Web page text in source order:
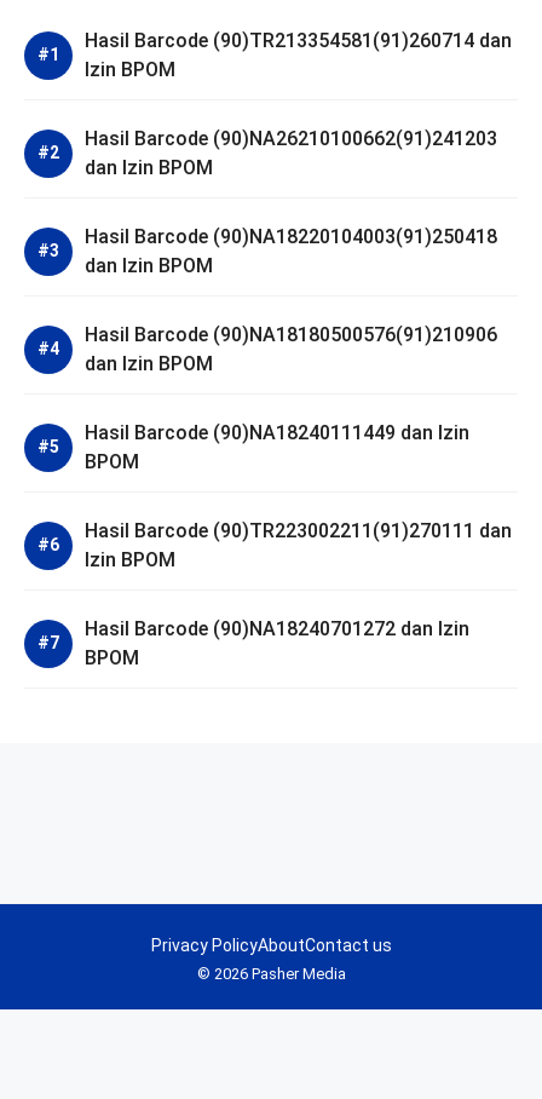
Hasil Barcode (90)TR213354581(91)260714 dan
Izin BPOM
Hasil Barcode (90)NA26210100662(91)241203
dan Izin BPOM
Hasil Barcode (90)NA18220104003(91)250418
dan Izin BPOM
Hasil Barcode (90)NA18180500576(91)210906
dan Izin BPOM
Hasil Barcode (90)NA18240111449 dan Izin
BPOM
Hasil Barcode (90)TR223002211(91)270111 dan
Izin BPOM
Hasil Barcode (90)NA18240701272 dan Izin
BPOM
© 2026 Pasher Media
Privacy PolicyAboutContact us